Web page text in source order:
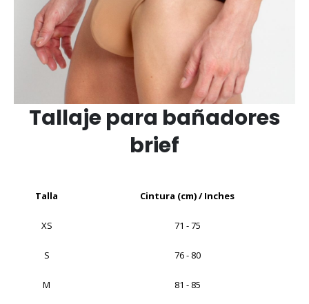
Tallaje para bañadores
brief
Talla Cintura (cm) / Inches
XS 71 - 75
S 76 - 80
M 81 - 85